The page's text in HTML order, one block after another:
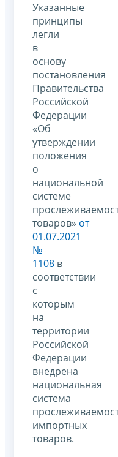
Указанные
принципы
легли
в
основу
постановления
Правительства
Российской
Федерации
«Об
утверждении
положения
о
национальной
системе
товаров» от
01.07.2021
№
1108 в
соответствии
с
которым
на
территории
Российской
Федерации
внедрена
национальная
система
импортных
товаров.